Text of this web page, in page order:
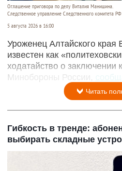
Оглашение приговора по делу Виталия Манишина.
Следственное управление Следственного комитета
5 августа 2026 в 16:00
Уроженец Алтайского
известен как
ходатайство о заключении
Минобороны России,
Читать
Гибкость в тренде:
выбирать складные